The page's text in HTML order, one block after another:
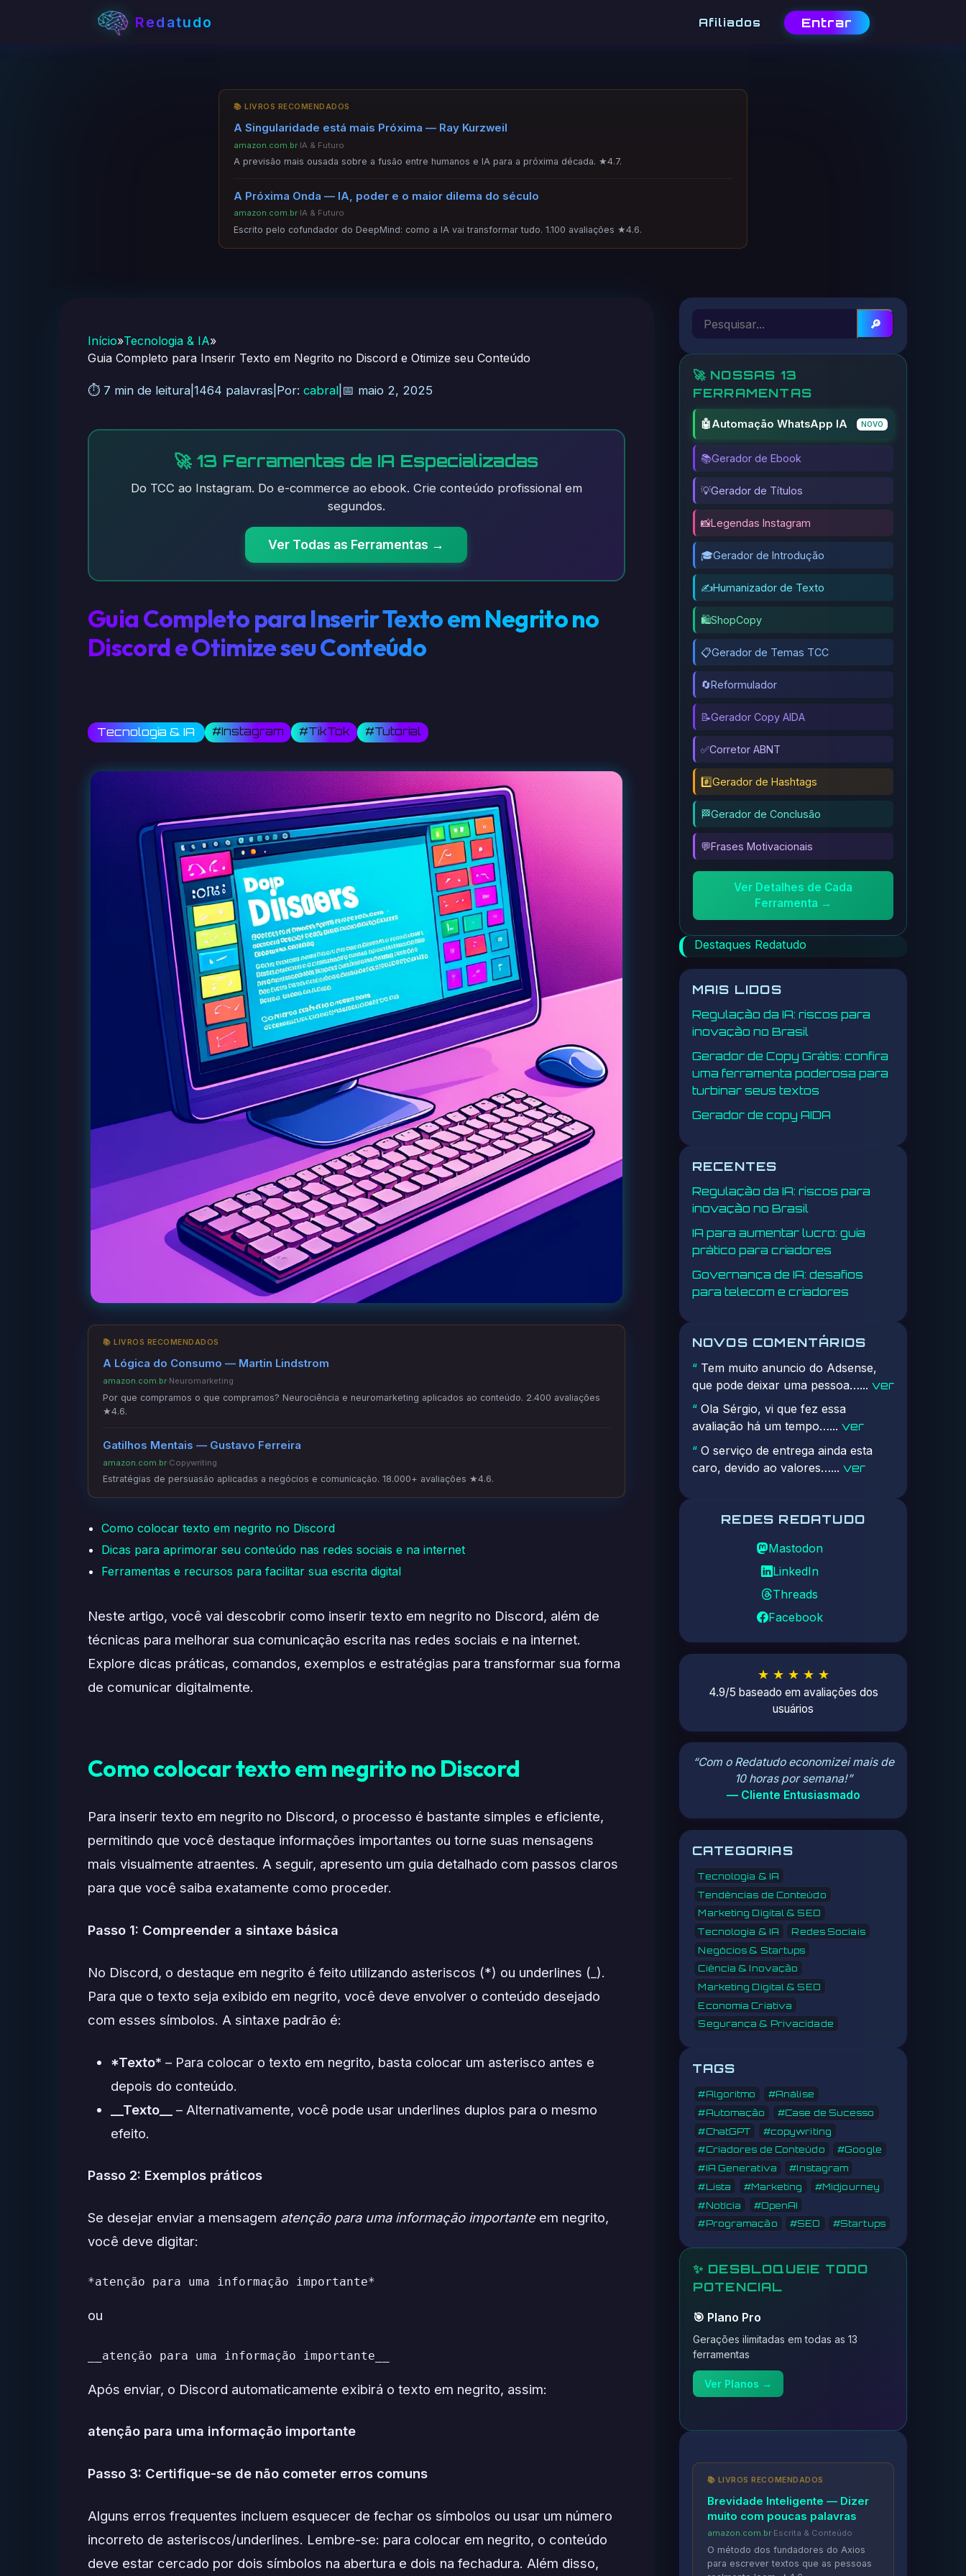
Redatudo Afiliados Entrar
📚 LIVROS RECOMENDADOS
A Singularidade está mais Próxima — Ray Kurzweil
amazon.com.br·IA & Futuro
A previsão mais ousada sobre a fusão entre humanos e IA para a próxima década. ★4.7.
A Próxima Onda — IA, poder e o maior dilema do século
amazon.com.br·IA & Futuro
Escrito pelo cofundador do DeepMind: como a IA vai transformar tudo. 1.100 avaliações ★4.6.
Início»Tecnologia & IA»
Guia Completo para Inserir Texto em Negrito no Discord e Otimize seu Conteúdo
⏱️ 7 min de leitura 1464 palavras Por: cabral 📅 maio 2, 2025
🚀 13 Ferramentas de IA Especializadas
Do TCC ao Instagram. Do e-commerce ao ebook. Crie conteúdo profissional em
segundos.
Ver Todas as Ferramentas →
Guia Completo para Inserir Texto em Negrito no
Discord e Otimize seu Conteúdo
Tecnologia & IA #Instagram #TikTok #Tutorial
📚 LIVROS RECOMENDADOS
A Lógica do Consumo — Martin Lindstrom
amazon.com.br·Neuromarketing
Por que compramos o que compramos? Neurociência e neuromarketing aplicados ao conteúdo. 2.400 avaliações
★4.6.
Gatilhos Mentais — Gustavo Ferreira
amazon.com.br·Copywriting
Estratégias de persuasão aplicadas a negócios e comunicação. 18.000+ avaliações ★4.6.
Como colocar texto em negrito no Discord
Dicas para aprimorar seu conteúdo nas redes sociais e na internet
Ferramentas e recursos para facilitar sua escrita digital
Neste artigo, você vai descobrir como inserir texto em negrito no Discord, além de
técnicas para melhorar sua comunicação escrita nas redes sociais e na internet.
Explore dicas práticas, comandos, exemplos e estratégias para transformar sua forma
de comunicar digitalmente.
Como colocar texto em negrito no Discord
Para inserir texto em negrito no Discord, o processo é bastante simples e eficiente,
permitindo que você destaque informações importantes ou torne suas mensagens
mais visualmente atraentes. A seguir, apresento um guia detalhado com passos claros
para que você saiba exatamente como proceder.
Passo 1: Compreender a sintaxe básica
No Discord, o destaque em negrito é feito utilizando asteriscos (*) ou underlines (_).
Para que o texto seja exibido em negrito, você deve envolver o conteúdo desejado
com esses símbolos. A sintaxe padrão é:
*Texto* – Para colocar o texto em negrito, basta colocar um asterisco antes e
depois do conteúdo.
__Texto__
– Alternativamente, você pode usar underlines duplos para o mesmo
efeito.
Passo 2: Exemplos práticos
Se desejar enviar a mensagem atenção para uma informação importanteem negrito,
você deve digitar:
*atenção para uma informação importante*
ou
__atenção para uma informação importante__
Após enviar, o Discord automaticamente exibirá o texto em negrito, assim:
atenção para uma informação importante
Passo 3: Certifique-se de não cometer erros comuns
Alguns erros frequentes incluem esquecer de fechar os símbolos ou usar um número
incorreto de asteriscos/underlines. Lembre-se: para colocar em negrito, o conteúdo
deve estar cercado por dois símbolos na abertura e dois na fechadura. Além disso,
🔎
🚀 NOSSAS 13
FERRAMENTAS
🤖Automação WhatsApp IA NOVO
📚Gerador de Ebook
💡Gerador de Títulos
📸Legendas Instagram
🎓Gerador de Introdução
✍️Humanizador de Texto
🛍️ShopCopy
📋Gerador de Temas TCC
🔄Reformulador
📝Gerador Copy AIDA
✅Corretor ABNT
#️⃣Gerador de Hashtags
🏁Gerador de Conclusão
💬Frases Motivacionais
Ver Detalhes de Cada
Ferramenta →
Destaques Redatudo
MAIS LIDOS
Regulação da IA: riscos para
inovação no Brasil
Gerador de Copy Grátis: confira
uma ferramenta poderosa para
turbinar seus textos
Gerador de copy AIDA
RECENTES
Regulação da IA: riscos para
inovação no Brasil
IA para aumentar lucro: guia
prático para criadores
Governança de IA: desafios
para telecom e criadores
NOVOS COMENTÁRIOS
“Tem muito anuncio do Adsense,
que pode deixar uma pessoa…... ver
“Ola Sérgio, vi que fez essa
avaliação há um tempo…... ver
“O serviço de entrega ainda esta
caro, devido ao valores…... ver
REDES REDATUDO
Mastodon
LinkedIn
Threads
Facebook
★ ★ ★ ★ ★
4.9/5 baseado em avaliações dos
usuários
“Com o Redatudo economizei mais de
10 horas por semana!”
— Cliente Entusiasmado
CATEGORIAS
Tecnologia & IA
Tendências de Conteúdo
Marketing Digital & SEO
Tecnologia & IA
Redes Sociais
Negócios & Startups
Ciência & Inovação
Marketing Digital & SEO
Economia Criativa
Segurança & Privacidade
TAGS
#Algoritmo
#Análise
#Automação
#Case de Sucesso
#ChatGPT
#copywriting
#Criadores de Conteúdo
#Google
#IA Generativa
#Instagram
#Lista
#Marketing
#Midjourney
#Notícia
#OpenAI
#Programação
#SEO #Startups
✨ DESBLOQUEIE TODO
POTENCIAL
🎯 Plano Pro
Gerações ilimitadas em todas as 13
ferramentas
Ver Planos →
📚 LIVROS RECOMENDADOS
Brevidade Inteligente — Dizer
muito com poucas palavras
amazon.com.br·Escrita & Conteúdo
O método dos fundadores do Axios
para escrever textos que as pessoas